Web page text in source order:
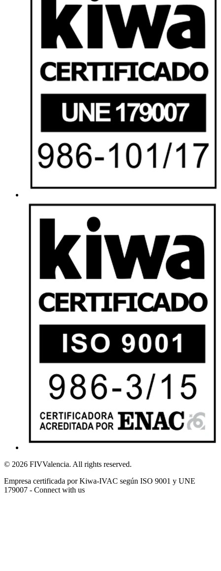
© 2026 FIVValencia. All rights reserved.
Empresa certificada por Kiwa-IVAC según ISO 9001 y UNE
179007 - Connect with us